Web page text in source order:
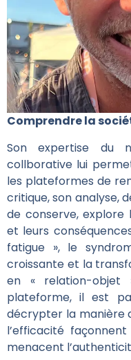
Comprendre la
Son expertise du
collborative lui
les plateformes de
critique, son analyse,
de conserve, explore
et leurs
fatigue », le
croissante et la
en « relation-
plateforme, il est
décrypter la manière
l’efficacité
menacent